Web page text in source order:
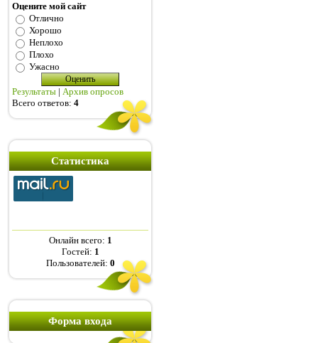
Оцените мой сайт
Отлично
Хорошо
Неплохо
Плохо
Ужасно
Результаты | Архив опросов
Всего ответов: 4
Статистика
Онлайн всего: 1
Гостей: 1
Пользователей: 0
Форма входа